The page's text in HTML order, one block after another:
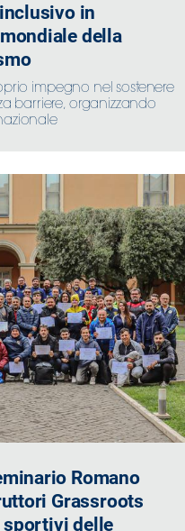
in
della
impegno nel sostenere
barriere, organizzando
Romano
Grassroots
sportivi delle